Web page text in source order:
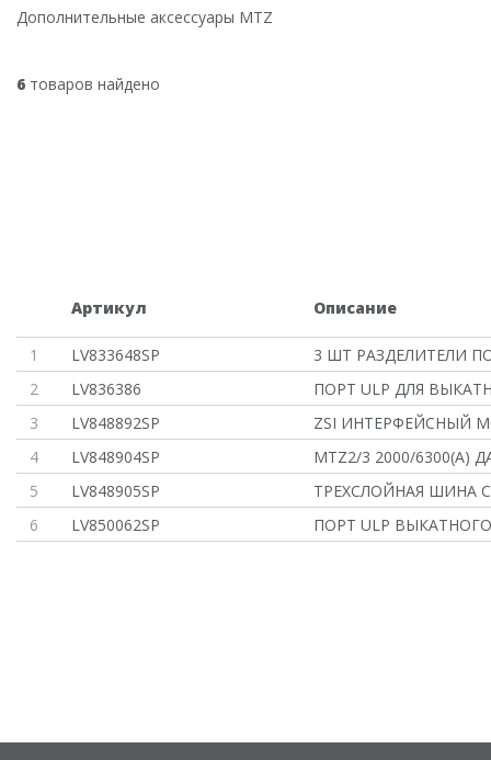
Дополнительные аксессуары MTZ
6 товаров найдено
Артикул Описание
1 LV833648SP
3 ШТ РАЗДЕЛИТЕЛИ
2
LV836386
ПОРТ ULP ДЛЯ
3
LV848892SP
ZSI ИНТЕРФЕЙСНЫЙ
4
LV848904SP
MTZ2/3 2000/6300(А)
5
LV848905SP
ТРЕХСЛОЙНАЯ ШИНА
6
LV850062SP ПОРТ ULP ВЫКАТНОГО